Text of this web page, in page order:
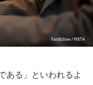
ある」といわれるよ